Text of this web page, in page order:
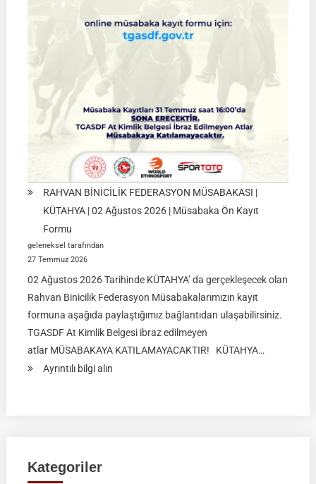
01
RAHVAN BİNİCİLİK FEDERASYON MÜSABAKASI |
KÜTAHYA | 02 Ağustos 2026 | Müsabaka Ön Kayıt
Formu
geleneksel tarafından
27 Temmuz 2026
02 Ağustos 2026 Tarihinde KÜTAHYA’ da gerçekleşecek olan
Rahvan Binicilik Federasyon Müsabakalarımızın kayıt
formuna aşağıda paylaştığımız bağlantıdan ulaşabilirsiniz.
TGASDF At Kimlik Belgesi ibraz edilmeyen
atlar MÜSABAKAYA KATILAMAYACAKTIR! KÜTAHYA…
Ayrıntılı bilgi alın:
Kategoriler